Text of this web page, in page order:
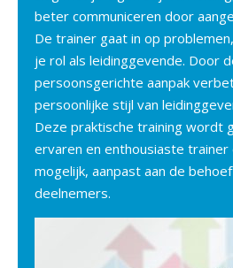
beter communiceren door
De trainer gaat in op
je rol als leidinggevende. Door
persoonsgerichte aanpak
persoonlijke stijl van
Deze praktische training wordt
ervaren en enthousiaste trainer
mogelijk, aanpast aan de
deelnemers.